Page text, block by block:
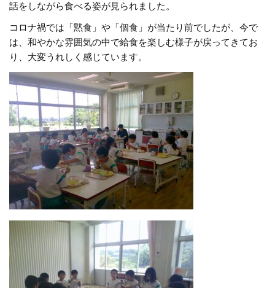
話をしながら食べる姿が見られました。
コロナ禍では「黙食」や「個食」が当たり前でしたが、今で
は、和やかな雰囲気の中で給食を楽しむ様子が戻ってきてお
り、大変うれしく感じています。